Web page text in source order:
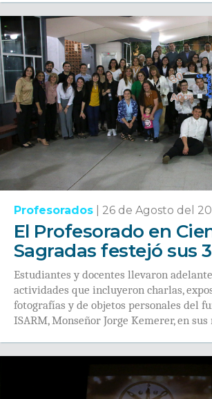
Profesorados 26 de Agosto del
El Profesorado en
Sagradas festejó sus
Estudiantes y docentes llevaron
actividades que incluyeron charlas,
fotografías y de objetos personales del
ISARM, Monseñor Jorge Kemerer, en sus